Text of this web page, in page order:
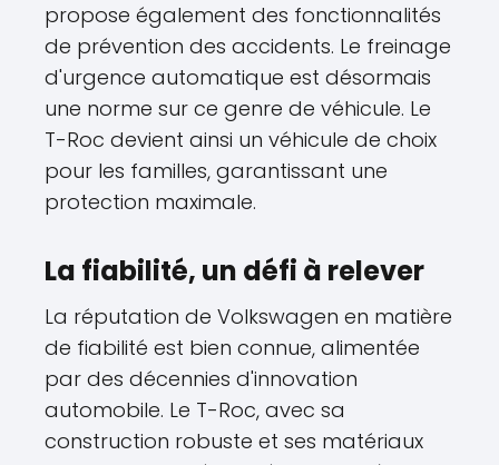
propose également des fonctionnalités
de prévention des accidents. Le freinage
d'urgence automatique est désormais
une norme sur ce genre de véhicule. Le
T-Roc devient ainsi un véhicule de choix
pour les familles, garantissant une
protection maximale.
La fiabilité, un défi à relever
La réputation de Volkswagen en matière
de fiabilité est bien connue, alimentée
par des décennies d'innovation
automobile. Le T-Roc, avec sa
construction robuste et ses matériaux